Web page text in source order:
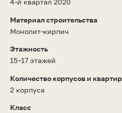
Материал строительства
Монолит-кирпич
Этажность
15–17 этажей
Количество корпусов и квартир
2 корпуса
Класс